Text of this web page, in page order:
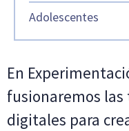
Adolescentes
En
fusionaremos las
digitales para